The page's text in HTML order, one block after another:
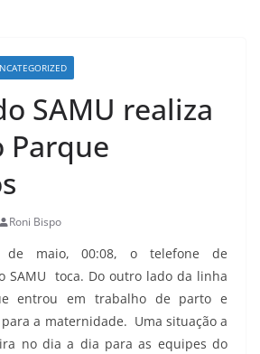
SAMU realiza
Parque
Roni Bispo
de maio, 00:08, o telefone de
SAMU toca. Do outro lado da linha
entrou em trabalho de parto e
a maternidade. Uma situação a
no dia a dia para as equipes do